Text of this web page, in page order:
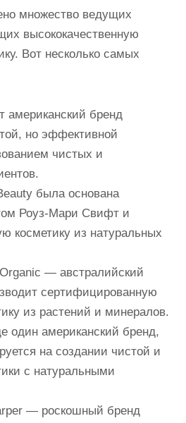
множество ведущих
высококачественную
Вот несколько самых
американский бренд
но эффективной
чистых и
была основана
Роуз-Мари Свифт и
косметику из натуральных
— австралийский
сертифицированную
из растений и минералов.
один американский бренд,
на создании чистой и
с натуральными
— роскошный бренд